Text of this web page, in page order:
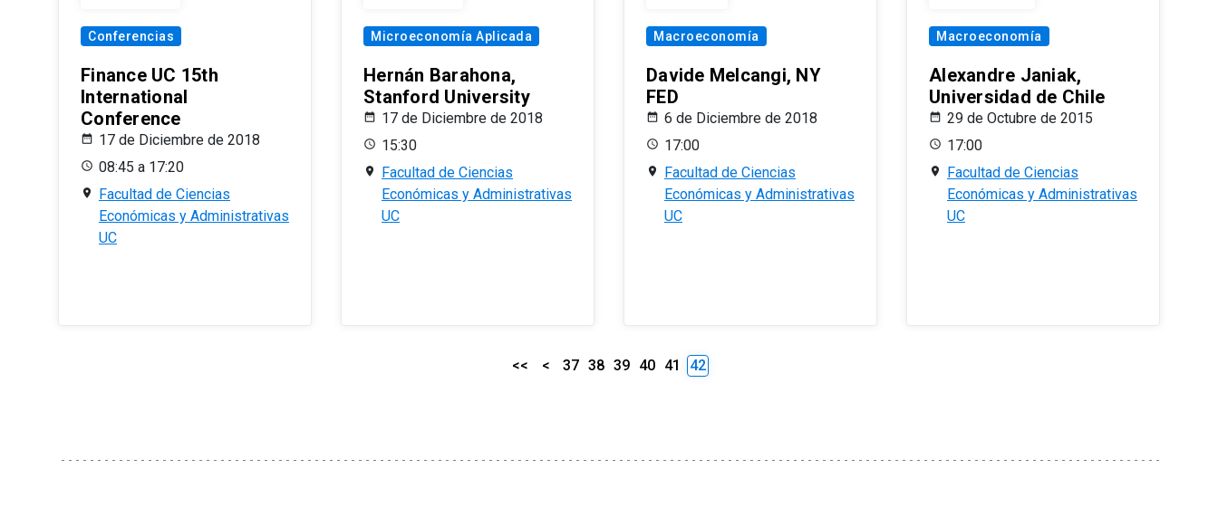
Conferencias
Finance UC 15th
International
Conference
17 de Diciembre de 2018
08:45 a 17:20
Facultad de Ciencias
Económicas y Administrativas
UC
Microeconomía Aplicada
Hernán Barahona,
Stanford University
17 de Diciembre de 2018
15:30
Facultad de Ciencias
Económicas y Administrativas
UC
Macroeconomía
Davide Melcangi, NY
FED
6 de Diciembre de 2018
17:00
Facultad de Ciencias
Económicas y Administrativas
UC
Macroeconomía
Alexandre Janiak,
Universidad de Chile
29 de Octubre de 2015
17:00
Facultad de Ciencias
Económicas y Administrativas
UC
<< < 37 38 39 40 41 42